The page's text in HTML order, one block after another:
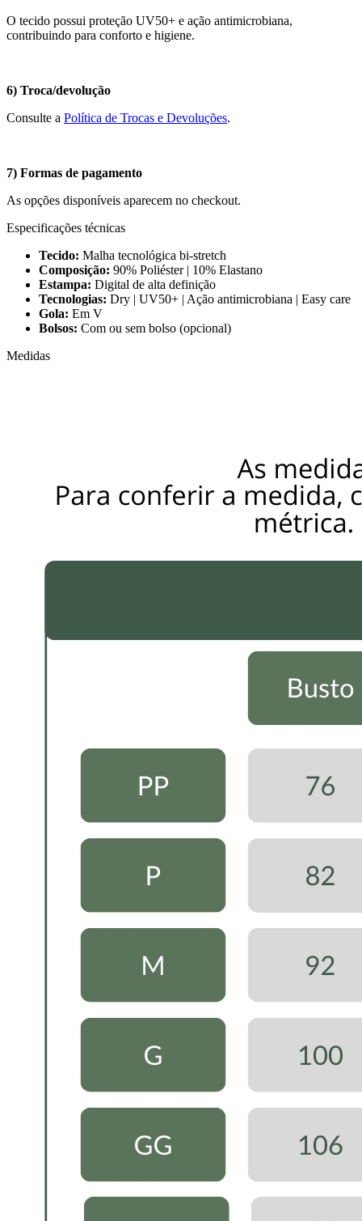
O tecido possui proteção UV50+ e ação antimicrobiana,
contribuindo para conforto e higiene.
6) Troca/devolução
Consulte a Política de Trocas e Devoluções.
7) Formas de pagamento
As opções disponíveis aparecem no checkout.
Especificações técnicas
Tecido: Malha tecnológica bi-stretch
Composição: 90% Poliéster | 10% Elastano
Estampa: Digital de alta definição
Tecnologias: Dry | UV50+ | Ação antimicrobiana | Easy care
Gola: Em V
Bolsos: Com ou sem bolso (opcional)
Medidas